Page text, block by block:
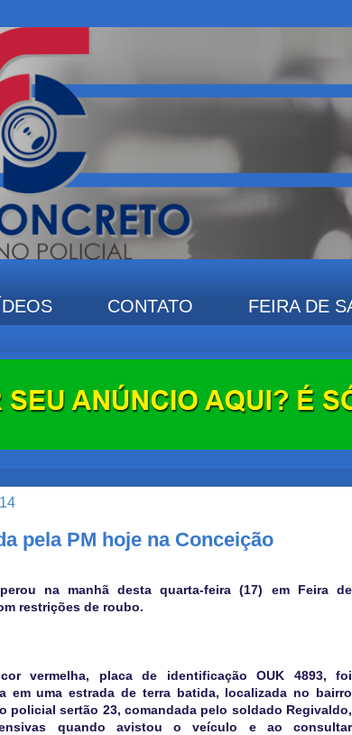
CONTATO FEIRA DE
pela PM hoje na Conceição
na manhã desta quarta-feira (17) em Feira de
restrições de roubo.
vermelha, placa de identificação OUK 4893, foi
em uma estrada de terra batida, localizada no bairro
policial sertão 23, comandada pelo soldado Regivaldo,
quando avistou o veículo e ao consultar